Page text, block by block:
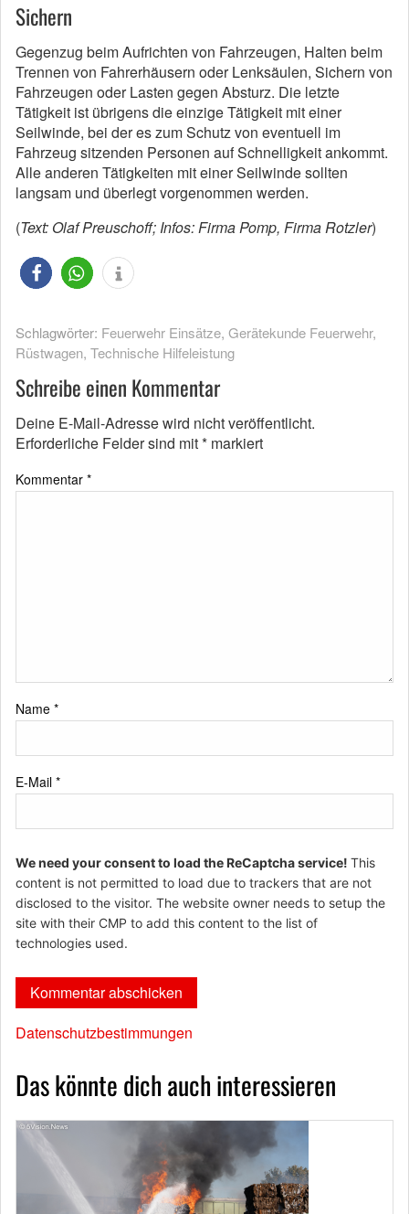
Sichern
Gegenzug beim Aufrichten von Fahrzeugen, Halten beim
Trennen von Fahrerhäusern oder Lenksäulen, Sichern von
Fahrzeugen oder Lasten gegen Absturz. Die letzte
Tätigkeit ist übrigens die einzige Tätigkeit mit einer
Seilwinde, bei der es zum Schutz von eventuell im
Fahrzeug sitzenden Personen auf Schnelligkeit ankommt.
Alle anderen Tätigkeiten mit einer Seilwinde sollten
langsam und überlegt vorgenommen werden.
(Text: Olaf Preuschoff; Infos: Firma Pomp, Firma Rotzler)
Schlagwörter: Feuerwehr Einsätze, Gerätekunde Feuerwehr,
Rüstwagen, Technische Hilfeleistung
Schreibe einen Kommentar
Deine E-Mail-Adresse wird nicht veröffentlicht.
Erforderliche Felder sind mit* markiert
Kommentar *
Name *
E-Mail *
We need your consent to load the ReCaptcha service! This
content is not permitted to load due to trackers that are not
disclosed to the visitor. The website owner needs to setup the
site with their CMP to add this content to the list of
technologies used.
Datenschutzbestimmungen
Das könnte dich auch interessieren